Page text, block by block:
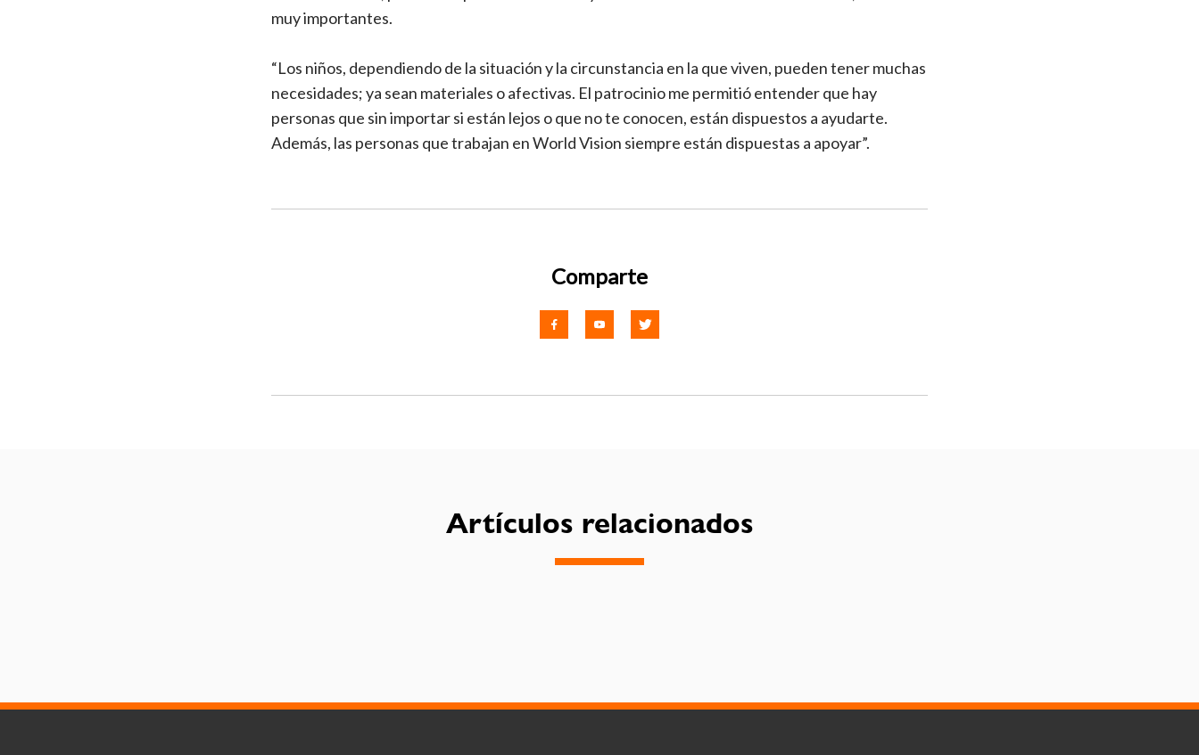
muy importantes.
“Los niños, dependiendo de la situación y la circunstancia en la que viven, pueden tener muchas
necesidades; ya sean materiales o afectivas. El patrocinio me permitió entender que hay
personas que sin importar si están lejos o que no te conocen, están dispuestos a ayudarte.
Además, las personas que trabajan en World Vision siempre están dispuestas a apoyar”.
Comparte
Artículos relacionados